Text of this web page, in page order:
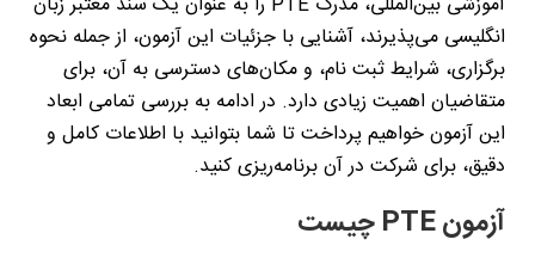
انگلیسی می‌پذیرند، آشنایی با جزئیات این آزمون، از جمله نحوه
برگزاری، شرایط ثبت نام، و مکان‌های دسترسی به آن، برای
متقاضیان اهمیت زیادی دارد. در ادامه به بررسی تمامی ابعاد
این آزمون خواهیم پرداخت تا شما بتوانید با اطلاعات کامل و
دقیق، برای شرکت در آن برنامه‌ریزی کنید.
آزمونPTEچیست